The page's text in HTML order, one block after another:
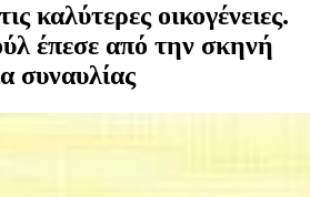
καλύτερες οικογένειες.
έπεσε από την σκηνή
συναυλίας